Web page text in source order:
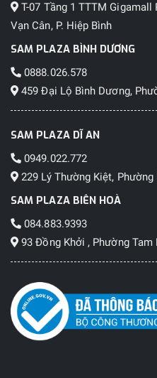
T-07 Tầng 1 TTTM
Vạn Cân, P. Hiệp Bình
SAM PLAZA BÌNH DƯƠNG
0888.026.578
459 Đại Lộ Bình Dương,
SAM PLAZA DĨ AN
0949.022.772
229 Lý Thường Kiệt,
SAM PLAZA BIÊN HOÀ
084.883.9393
93 Đồng Khởi , Phường